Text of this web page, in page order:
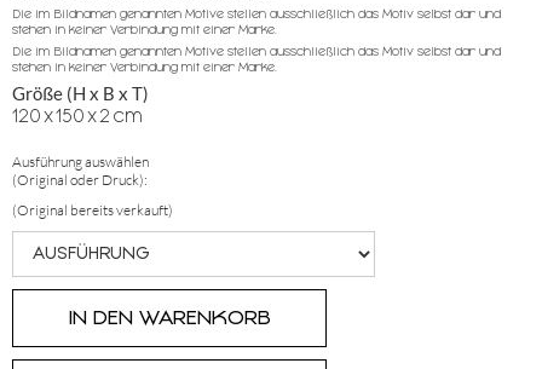
Die im Bildnamen genannten Motive stellen ausschließlich das Motiv selbst dar und
stehen in keiner Verbindung mit einer Marke.
Die im Bildnamen genannten Motive stellen ausschließlich das Motiv selbst dar und
stehen in keiner Verbindung mit einer Marke.
Größe (H x B x T)
120x150x2 cm
Ausführung auswählen
(Original oder Druck):
(Original bereits verkauft)